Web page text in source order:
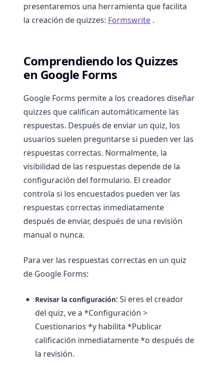
presentaremos una herramienta que facilita
la creación de quizzes: Formswrite .
Comprendiendo los Quizzes
en Google Forms
Google Forms permite a los creadores diseñar
quizzes que califican automáticamente las
respuestas. Después de enviar un quiz, los
usuarios suelen preguntarse si pueden ver las
respuestas correctas. Normalmente, la
visibilidad de las respuestas depende de la
configuración del formulario. El creador
controla si los encuestados pueden ver las
respuestas correctas inmediatamente
después de enviar, después de una revisión
manual o nunca.
Para ver las respuestas correctas en un quiz
de Google Forms:
Revisar la configuración: Si eres el creador
del quiz, ve a *Configuración >
Cuestionarios *y habilita *Publicar
calificación inmediatamente *o después de
la revisión.